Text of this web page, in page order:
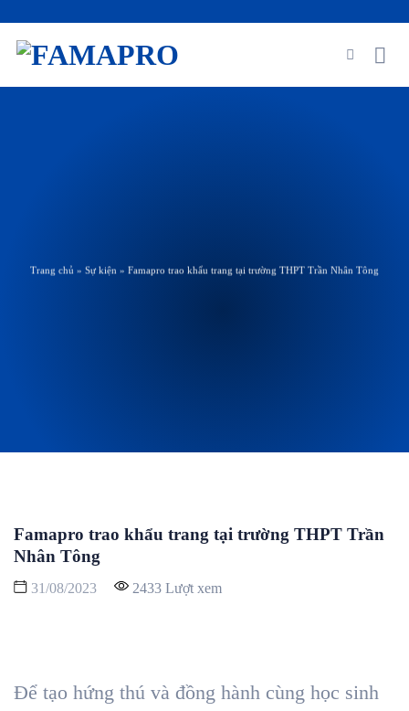
Trang chủ » Sự kiện » Famapro trao khẩu trang tại trường THPT Trần Nhân Tông
Famapro trao khẩu trang tại trường THPT Trần
Nhân Tông
31/08/2023 2433 Lượt xem
Để tạo hứng thú và đồng hành cùng học sinh